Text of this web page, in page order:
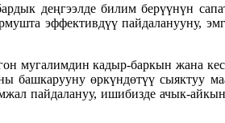
деңгээлде билим берүүнүн
эффективдүү пайдаланууну,
мугалимдин кадыр-баркын жана
башкарууну өркүндөтүү сыяктуу
пайдалануу, ишибизде ачык-